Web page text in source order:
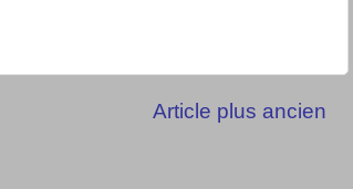
Article plus ancien